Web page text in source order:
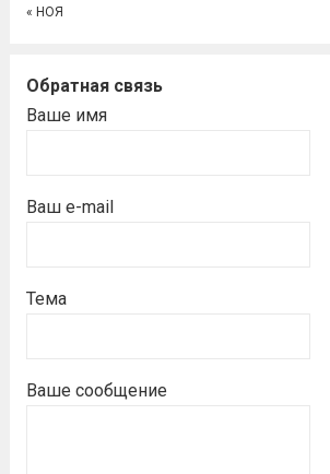
« НОЯ
Обратная связь
Ваше имя
Ваш e-mail
Тема
Ваше сообщение